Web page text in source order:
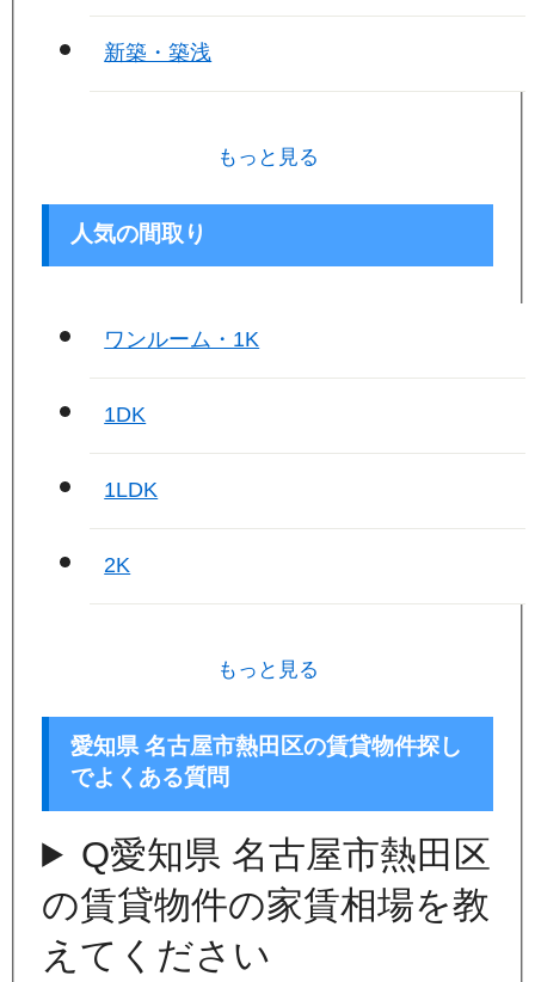
新築・築浅
もっと見る
人気の間取り
ワンルーム・1K
1DK
1LDK
2K
もっと見る
愛知県 名古屋市熱田区の賃貸物件探し
でよくある質問
Q愛知県 名古屋市熱田区
の賃貸物件の家賃相場を教
えてください